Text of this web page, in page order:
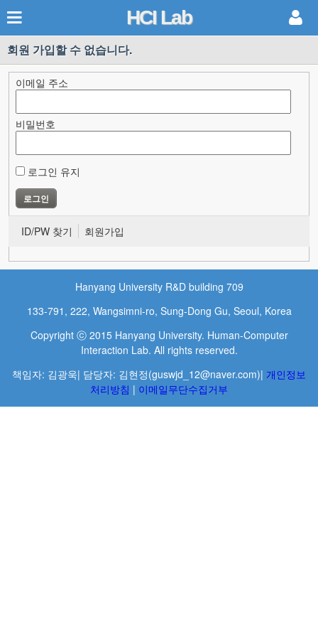
HCI Lab
회원 가입할 수 없습니다.
이메일 주소
비밀번호
로그인 유지
ID/PW 찾기 회원가입
Hanyang University R&D building 709
133-791, 222, Wangsimni-ro, Sung-Dong Gu, Seoul, Korea
Copyright ⓒ 2015 Hanyang University. Human-Computer
Interaction Lab. All rights reserved.
책임자: 김광욱| 담당자: 김현정(guswjd_12@naver.com)| 개인정보
처리방침 | 이메일무단수집거부